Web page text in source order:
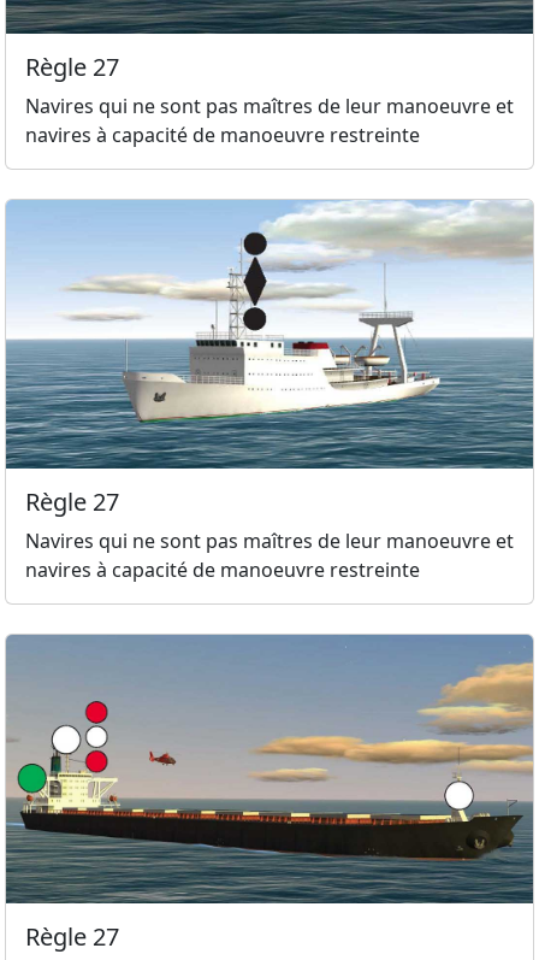
Règle 27
Navires qui ne sont pas maîtres de leur manoeuvre et
navires à capacité de manoeuvre restreinte
Règle 27
Navires qui ne sont pas maîtres de leur manoeuvre et
navires à capacité de manoeuvre restreinte
Règle 27